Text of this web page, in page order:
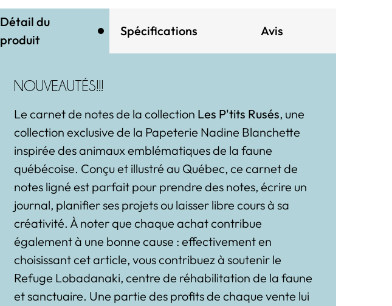
Détail du
produit
Spécifications Avis
NOUVEAUTÉS!!!
Le carnet de notes de la collection Les P'tits Rusés, une
collection exclusive de la Papeterie Nadine Blanchette
inspirée des animaux emblématiques de la faune
québécoise. Conçu et illustré au Québec, ce carnet de
notes ligné est parfait pour prendre des notes, écrire un
journal, planifier ses projets ou laisser libre cours à sa
créativité. À noter que chaque achat contribue
également à une bonne cause : effectivement en
choisissant cet article, vous contribuez à soutenir le
Refuge Lobadanaki, centre de réhabilitation de la faune
et sanctuaire. Une partie des profits de chaque vente lui